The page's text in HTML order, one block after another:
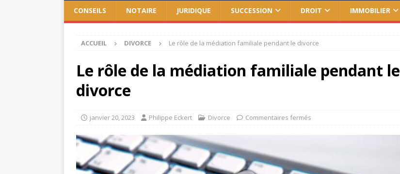
CONSEILS NOTAIRE JURIDIQUE SUCCESSION DROIT IMMOBILIER
ACCUEIL DIVORCE Le rôle de la médiation familiale pendant le divorce
Le rôle de la médiation familiale pendant le
divorce
janvier 20, 2023 Philippe Eckert Divorce Commentaires fermés